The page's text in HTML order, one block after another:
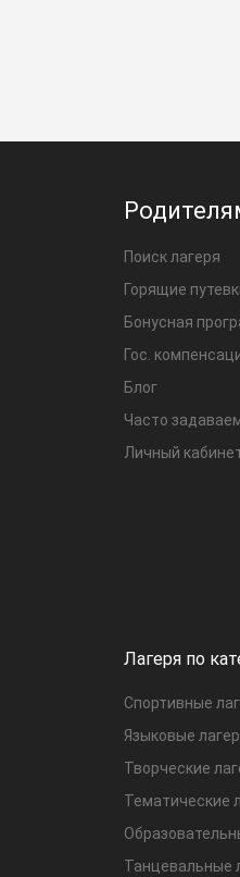
Поиск лагеря
Горящие
Бонусная
Гос.
Блог
Часто
Личный
Лагеря по
Спортивные
Языковые
Творческие
Тематические
Танцевальные